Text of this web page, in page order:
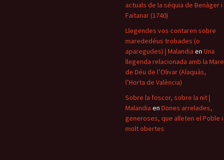
actuals de la séquia de Benàger i
Faitanar (1740)
Llegendes vos contaren sobre
marededéus trobades (o
aparegudes) | Malandia en Una
llegenda relacionada amb la Mare
de Déu de l’Olivar (Alaquàs,
l’Horta de València)
Sobre la foscor, sobre la nit |
Malandia en Dones arrelades,
generoses, que alleten el Poble i
molt obertes